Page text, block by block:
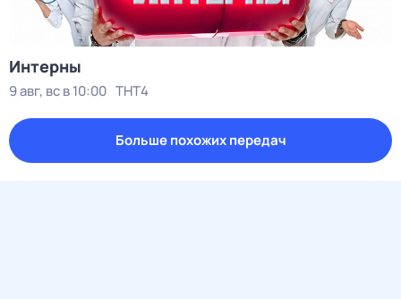
Интерны
9 авг, вс в 10:00 ТНТ4
Больше похожих передач